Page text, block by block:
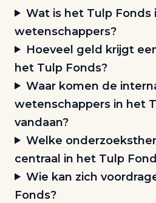
Wat is het Tulp Fonds
wetenschappers?
Hoeveel geld krijgt
het Tulp Fonds?
Waar komen de
wetenschappers in het
vandaan?
Welke
centraal in het Tulp
Wie kan zich
Fonds?